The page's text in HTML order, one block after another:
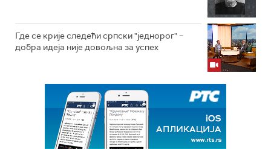
Где се крије следећи српски "једнорог" –
добра идеја није довољна за успех